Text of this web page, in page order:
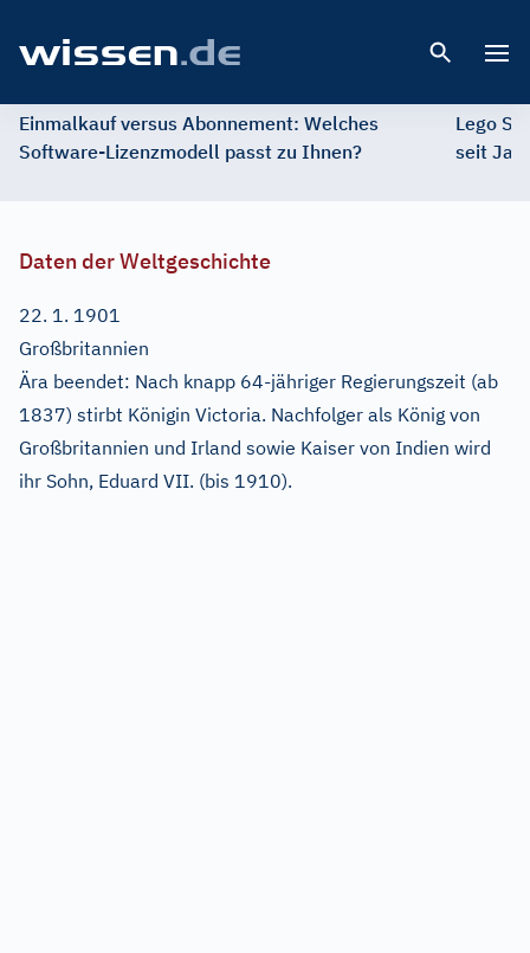
Einmalkauf versus Abonnement: Welches
Software-Lizenzmodell passt zu Ihnen?
Lego
seit
Daten der Weltgeschichte
22. 1. 1901
Großbritannien
Ära beendet: Nach knapp 64-jähriger Regierungszeit (ab
1837) stirbt Königin Victoria. Nachfolger als König von
Großbritannien und Irland sowie Kaiser von Indien wird
ihr Sohn, Eduard VII. (bis 1910).